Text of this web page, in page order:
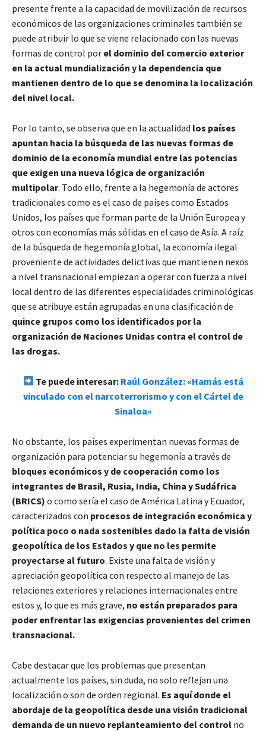
presente frente a la capacidad de movilización de recursos
económicos de las organizaciones criminales también se
puede atribuir lo que se viene relacionado con las nuevas
formas de control por el dominio del comercio exterior
en la actual mundialización y la dependencia que
mantienen dentro de lo que se denomina la localización
del nivel local.
Por lo tanto, se observa que en la actualidad los países
apuntan hacia la búsqueda de las nuevas formas de
dominio de la economía mundial entre las potencias
que exigen una nueva lógica de organización
multipolar. Todo ello, frente a la hegemonía de actores
tradicionales como es el caso de países como Estados
Unidos, los países que forman parte de la Unión Europea y
otros con economías más sólidas en el caso de Asía. A raíz
de la búsqueda de hegemonía global, la economía ilegal
proveniente de actividades delictivas que mantienen nexos
a nivel transnacional empiezan a operar con fuerza a nivel
local dentro de las diferentes especialidades criminológicas
que se atribuye están agrupadas en una clasificación de
quince grupos como los identificados por la
organización de Naciones Unidas contra el control de
las drogas.
Te puede interesar: Raúl González: «Hamás está
vinculado con el narcoterrorismo y con el Cártel de
Sinaloa»
No obstante, los países experimentan nuevas formas de
organización para potenciar su hegemonía a través de
bloques económicos y de cooperación como los
integrantes de Brasil, Rusia, India, China y Sudáfrica
(BRICS) o como sería el caso de América Latina y Ecuador,
caracterizados con procesos de integración económica y
política poco o nada sostenibles dado la falta de visión
geopolítica de los Estados y que no les permite
proyectarse al futuro. Existe una falta de visión y
apreciación geopolítica con respecto al manejo de las
relaciones exteriores y relaciones internacionales entre
estos y, lo que es más grave, no están preparados para
poder enfrentar las exigencias provenientes del crimen
transnacional.
Cabe destacar que los problemas que presentan
actualmente los países, sin duda, no solo reflejan una
localización o son de orden regional. Es aquí donde el
abordaje de la geopolítica desde una visión tradicional
demanda de un nuevo replanteamiento del control no